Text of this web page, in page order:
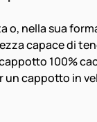
nella sua
capace di
100%
cappotto in